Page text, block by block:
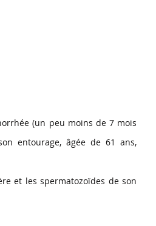
(un peu moins de 7 mois
entourage, âgée de 61 ans,
et les spermatozoïdes de son